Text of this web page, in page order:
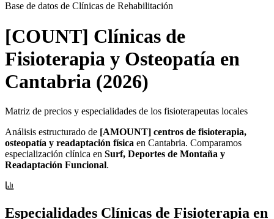
Base de datos de Clínicas de Rehabilitación
[COUNT] Clínicas de
Fisioterapia y Osteopatía en
Cantabria (2026)
Matriz de precios y especialidades de los fisioterapeutas locales
Análisis estructurado de [AMOUNT] centros de fisioterapia,
osteopatía y readaptación física en Cantabria. Comparamos
especialización clínica en Surf, Deportes de Montaña y
Readaptación Funcional.
Especialidades Clínicas de Fisioterapia en